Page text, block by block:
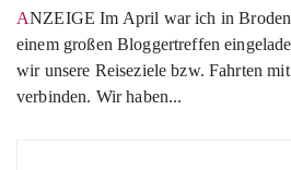
ANZEIGE Im April war ich in Brodenbach an der Mosel zu
einem großen Bloggertreffen
wir unsere Reiseziele bzw. Fahrten
verbinden. Wir haben...